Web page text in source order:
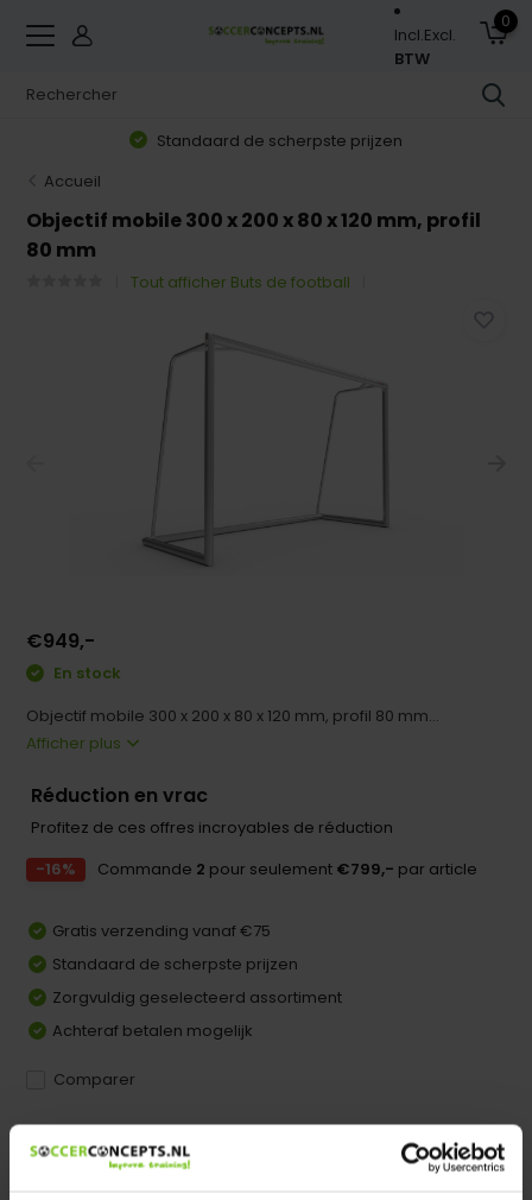
Incl.Excl.
BTW
0
Standaard de scherpste prijzen
Accueil
Objectif mobile 300 x 200 x 80 x 120 mm, profil
80 mm
Tout afficher Buts de football
€949,-
En stock
Objectif mobile 300 x 200 x 80 x 120 mm, profil 80 mm...
Afficher plus
Réduction en vrac
Profitez de ces offres incroyables de réduction
-16%
Commande 2 pour seulement €799,- par article
Gratis verzending vanaf €75
Standaard de scherpste prijzen
Zorgvuldig geselecteerd assortiment
Achteraf betalen mogelijk
Comparer
Dir product is beschikbaar in de volgende varianten: